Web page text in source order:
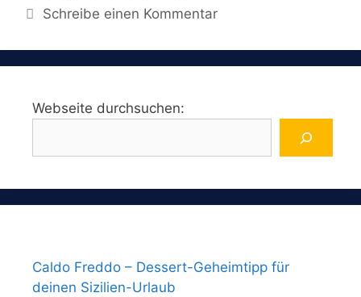
Schreibe einen Kommentar
Webseite durchsuchen:
Caldo Freddo – Dessert-Geheimtipp für
deinen Sizilien-Urlaub